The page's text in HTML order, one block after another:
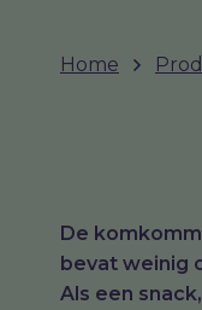
Home
De
bevat weinig
Als een